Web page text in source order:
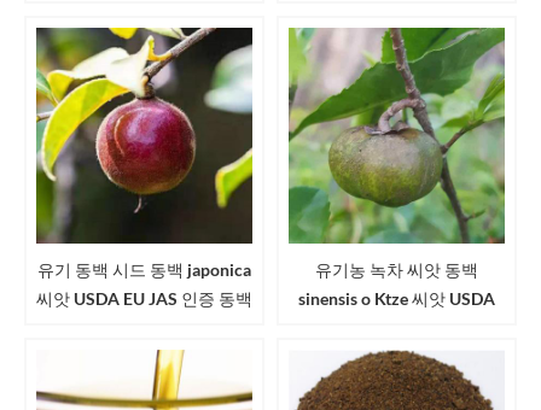
유기 동백 시드 동백 japonica
씨앗 USDA EU JAS 인증 동백
유기농 녹차 씨앗 동백
sinensis o Ktze 씨앗 USDA